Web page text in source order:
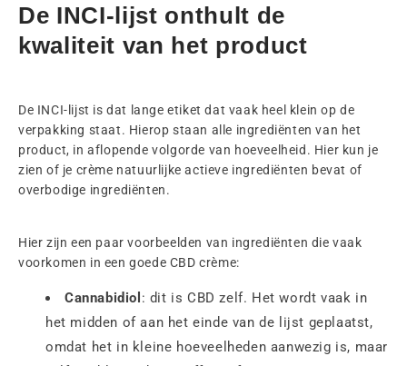
De INCI-lijst onthult de
kwaliteit van het product
De INCI-lijst is dat lange etiket dat vaak heel klein op de
verpakking staat. Hierop staan alle ingrediënten van het
product, in aflopende volgorde van hoeveelheid. Hier kun je
zien of je crème natuurlijke actieve ingrediënten bevat of
overbodige ingrediënten.
Hier zijn een paar voorbeelden van ingrediënten die vaak
voorkomen in een goede CBD crème:
Cannabidiol : dit is CBD zelf. Het wordt vaak in
het midden of aan het einde van de lijst geplaatst,
omdat het in kleine hoeveelheden aanwezig is, maar